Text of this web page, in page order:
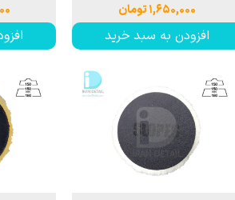
۱,۶۵۰,۰۰۰ تومان
افزودن به سبد خرید